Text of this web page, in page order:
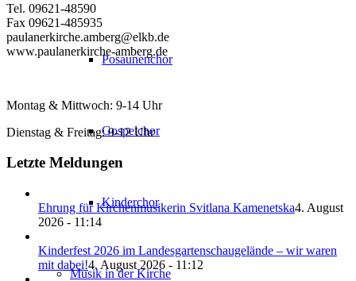
Posaunenchor
Gospelchor
Kinderchor
Musik in der Kirche
Tel. 09621-48590
Fax 09621-485935
paulanerkirche.amberg@elkb.de
www.paulanerkirche-amberg.de
Montag & Mittwoch: 9-14 Uhr
Dienstag & Freitag: 9-12 Uhr
Letzte Meldungen
Ehrung für Kirchenmusikerin Svitlana Kamenetska4. August
2026 - 11:14
Kinderfest 2026 im Landesgartenschaugelände – wir waren
mit dabei!4. August 2026 - 11:12